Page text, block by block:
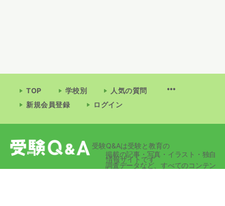
TOP 学校別
人気の質問
新規会員登録
ログイン
受験Q&Aは受験と教育の
情報サイトです
掲載の記事・写真・イラスト・独自
調査データなど、すべてのコンテン